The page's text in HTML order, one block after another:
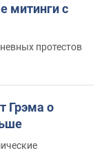
митинги с
протестов
Грэма о